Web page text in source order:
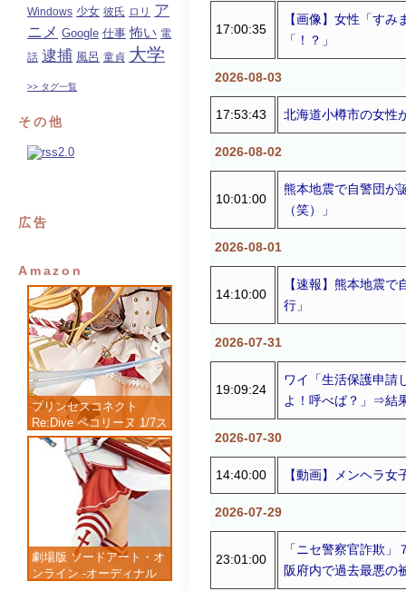
Windows 少女 彼氏 ロリ
ア
ニメ Google 仕事 怖い 電
話 逮捕 風呂 童貞 大学
>> タグ一覧
その他
広告
Amazon
プリンセスコネクト
Re:Dive ペコリーヌ 1/7ス
ケール 塗装済み完成品フ
ィギュア
劇場版 ソードアート・オ
ンライン -オーディナル
17:00:35
【画像】女性「す
「！？」
2026-08-03
17:53:43 北海道小樽市の女性
2026-08-02
10:01:00
熊本地震で自警団が
（笑）」
2026-08-01
14:10:00
【速報】熊本地震
行」
2026-07-31
19:09:24
ワイ「生活保護申請
よ！呼べば？」⇒結
2026-07-30
14:40:00 【動画】メンヘラ
2026-07-29
23:01:00
「ニセ警察官詐欺
阪府内で過去最悪の